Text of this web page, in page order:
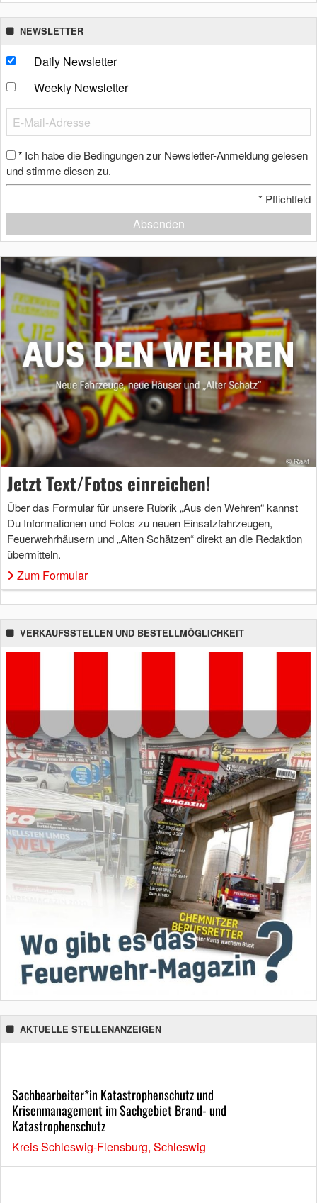
NEWSLETTER
Daily Newsletter
Weekly Newsletter
* Ich habe die Bedingungen zur Newsletter-Anmeldung gelesen
und stimme diesen zu.
* Pflichtfeld
Absenden
Jetzt Text/Fotos einreichen!
Über das Formular für unsere Rubrik „Aus den Wehren“ kannst
Du Informationen und Fotos zu neuen Einsatzfahrzeugen,
Feuerwehrhäusern und „Alten Schätzen“ direkt an die Redaktion
übermitteln.
Zum Formular
VERKAUFSSTELLEN UND BESTELLMÖGLICHKEIT
AKTUELLE STELLENANZEIGEN
Sachbearbeiter*in Katastrophenschutz und
Krisenmanagement im Sachgebiet Brand- und
Katastrophenschutz
Kreis Schleswig-Flensburg, Schleswig